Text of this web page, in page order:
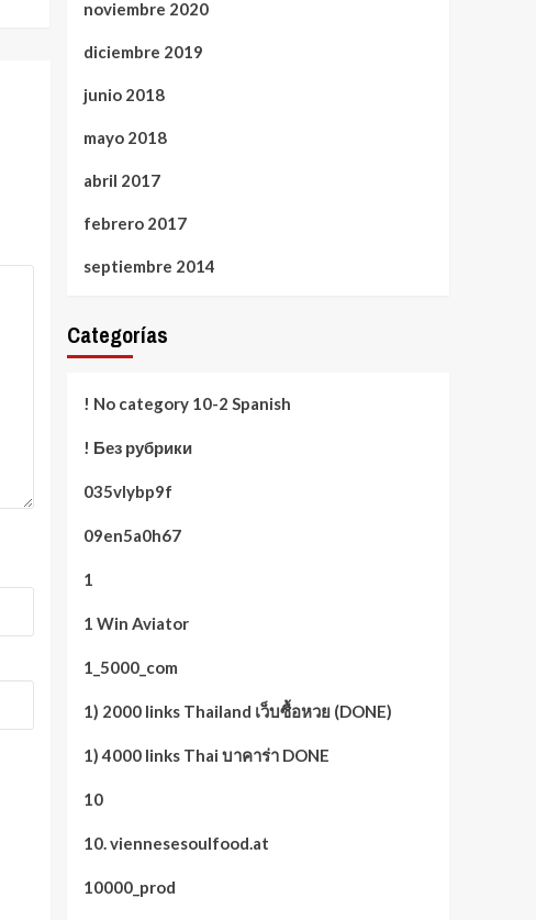
noviembre 2020
diciembre 2019
junio 2018
mayo 2018
abril 2017
febrero 2017
septiembre 2014
Categorías
! No category 10-2 Spanish
! Без рубрики
035vlybp9f
09en5a0h67
1
1 Win Aviator
1_5000_com
1) 2000 links Thailand เว็บซื้อหวย (DONE)
1) 4000 links Thai บาคาร่า DONE
10
10. viennesesoulfood.at
10000_prod